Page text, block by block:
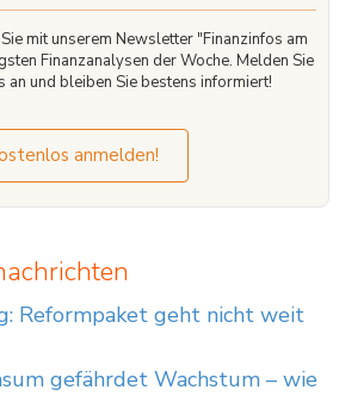
mit unserem Newsletter "Finanzinfos am
Finanzanalysen der Woche. Melden Sie
an und bleiben Sie bestens informiert!
anmelden!
Reformpaket geht nicht weit
gefährdet Wachstum – wie